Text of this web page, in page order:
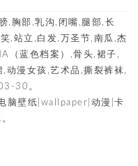
,胸部,乳沟,闭嘴,腿部,长
,站立,白发,万圣节,南瓜,杰
（蓝色档案）,骨头,裙子,
动漫女孩,艺术品,撕裂裤袜,
30。
脑壁纸|wallpaper|动漫|卡